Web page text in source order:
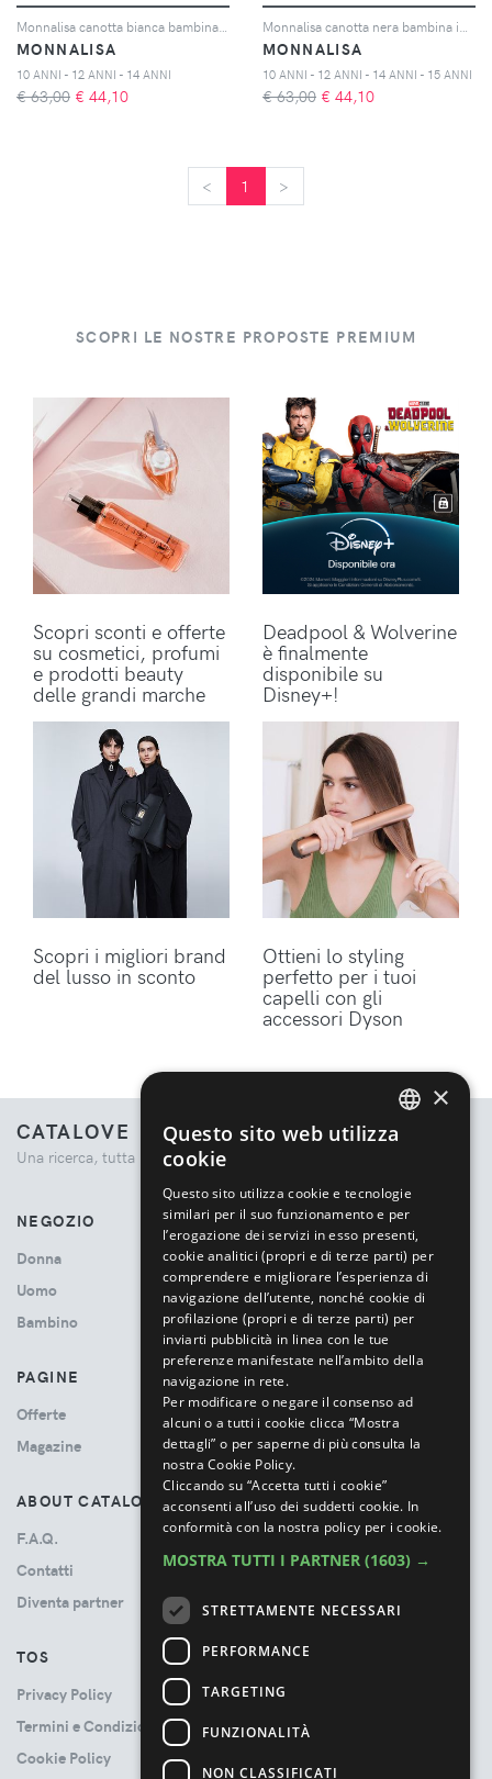
MONNALISA
10 ANNI - 12 ANNI - 14 ANNI
€ 63,00 € 44,10
MONNALISA
10 ANNI - 12 ANNI - 14 ANNI - 15 ANNI
€ 63,00 € 44,10
< 1 >
SCOPRI LE NOSTRE PROPOSTE PREMIUM
Scopri sconti e offerte
su cosmetici, profumi
e prodotti beauty
delle grandi marche
Deadpool & Wolverine
è finalmente
disponibile su
Disney+!
Scopri i migliori brand
del lusso in sconto
Ottieni lo styling
perfetto per i tuoi
capelli con gli
accessori Dyson
CATALOVE
Una ricerca, tutta la moda.
NEGOZIO
Donna
Uomo
Bambino
PAGINE
Offerte
Magazine
ABOUT CATALOVE
F.A.Q.
Contatti
Diventa partner
TOS
Privacy Policy
Termini e Condizioni
Cookie Policy
×
Questo sito web utilizza
cookie
Questo sito utilizza cookie e tecnologie
similari per il suo funzionamento e per
l’erogazione dei servizi in esso presenti,
cookie analitici (propri e di terze parti) per
comprendere e migliorare l’esperienza di
navigazione dell’utente, nonché cookie di
profilazione (propri e di terze parti) per
inviarti pubblicità in linea con le tue
preferenze manifestate nell’ambito della
navigazione in rete.
Per modificare o negare il consenso ad
alcuni o a tutti i cookie clicca “Mostra
dettagli” o per saperne di più consulta la
nostra Cookie Policy.
Cliccando su “Accetta tutti i cookie”
acconsenti all’uso dei suddetti cookie. In
conformità con la nostra policy per i cookie.
MOSTRA TUTTI I PARTNER (1603) →
STRETTAMENTE NECESSARI
PERFORMANCE
TARGETING
FUNZIONALITÀ
NON CLASSIFICATI